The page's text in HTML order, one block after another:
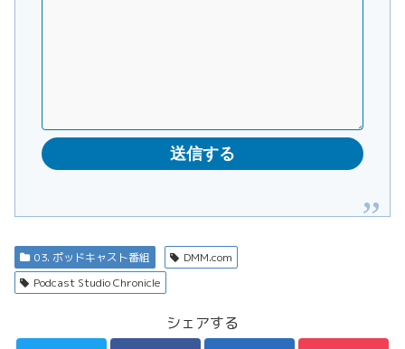
03. ポッドキャスト番組
DMM.com
Podcast Studio Chronicle
シェアする